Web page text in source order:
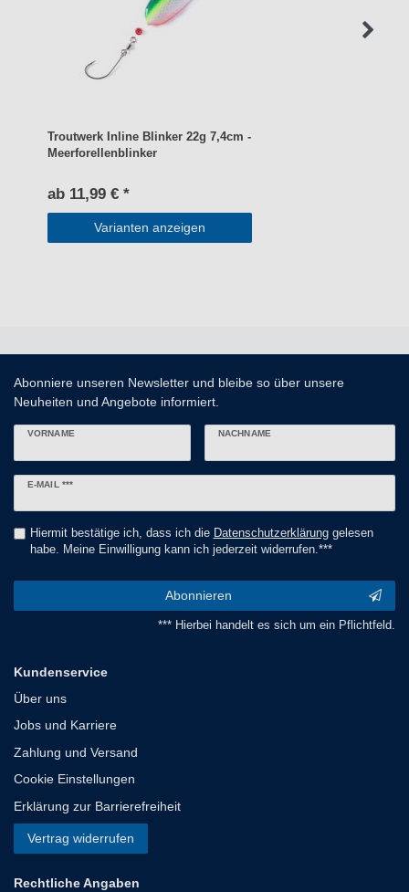
Troutwerk Inline Blinker 22g 7,4cm -
Meerforellenblinker
ab 11,99 € *
Varianten anzeigen
Abonniere unseren Newsletter und bleibe so über unsere
Neuheiten und Angebote informiert.
VORNAME NACHNAME
E-MAIL ***
Newsletter
Hiermit bestätige ich, dass ich die Daten­schutz­erklärunggelesen
habe. Meine Einwilligung kann ich jederzeit widerrufen.***
Abonnieren
*** Hierbei handelt es sich um ein Pflichtfeld.
Kundenservice
Über uns
Jobs und Karriere
Zahlung und Versand
Cookie Einstellungen
Erklärung zur Barrierefreiheit
Vertrag widerrufen
Rechtliche Angaben